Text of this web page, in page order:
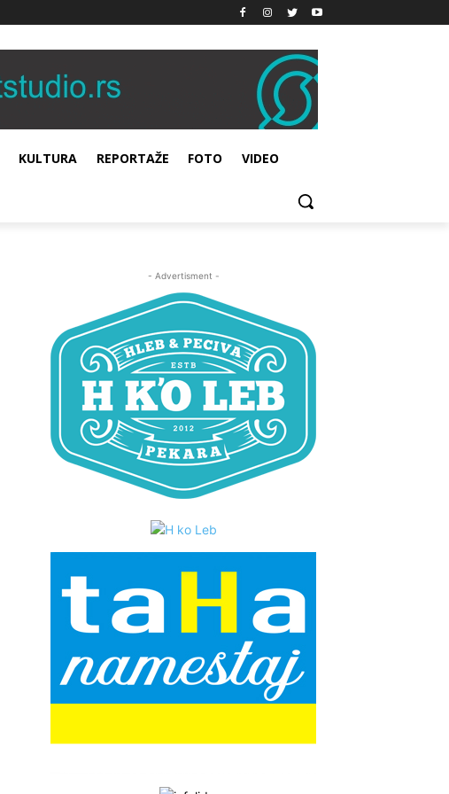
KULTURA REPORTAŽE FOTO VIDEO
- Advertisment -